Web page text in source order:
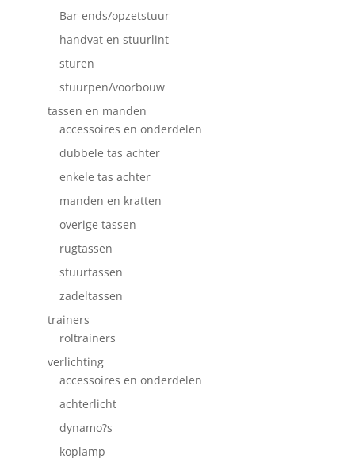
Bar-ends/opzetstuur
handvat en stuurlint
sturen
stuurpen/voorbouw
tassen en manden
accessoires en onderdelen
dubbele tas achter
enkele tas achter
manden en kratten
overige tassen
rugtassen
stuurtassen
zadeltassen
trainers
roltrainers
verlichting
accessoires en onderdelen
achterlicht
dynamo?s
koplamp